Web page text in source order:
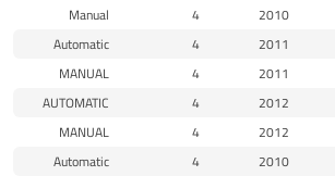
2010
4
Manual
2011
4
Automatic
2011
4
MANUAL
2012
4
AUTOMATIC
2012
4
MANUAL
2010
4
Automatic